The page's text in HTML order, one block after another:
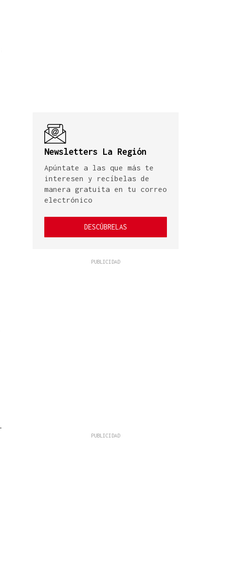
Newsletters La Región
Apúntate a las que más te
interesen y recíbelas de
manera gratuita en tu correo
electrónico
DESCÚBRELAS